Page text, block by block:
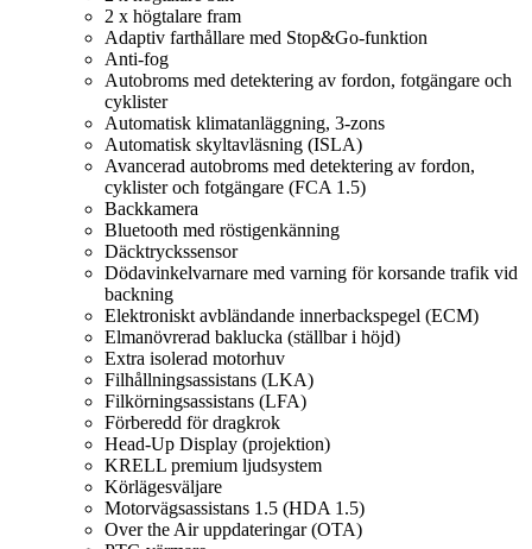
2 x högtalare fram
Adaptiv farthållare med Stop&Go-funktion
Anti-fog
Autobroms med detektering av fordon, fotgängare och
cyklister
Automatisk klimatanläggning, 3-zons
Automatisk skyltavläsning (ISLA)
Avancerad autobroms med detektering av fordon,
cyklister och fotgängare (FCA 1.5)
Backkamera
Bluetooth med röstigenkänning
Däcktryckssensor
Dödavinkelvarnare med varning för korsande trafik vid
backning
Elektroniskt avbländande innerbackspegel (ECM)
Elmanövrerad baklucka (ställbar i höjd)
Extra isolerad motorhuv
Filhållningsassistans (LKA)
Filkörningsassistans (LFA)
Förberedd för dragkrok
Head-Up Display (projektion)
KRELL premium ljudsystem
Körlägesväljare
Motorvägsassistans 1.5 (HDA 1.5)
Over the Air uppdateringar (OTA)